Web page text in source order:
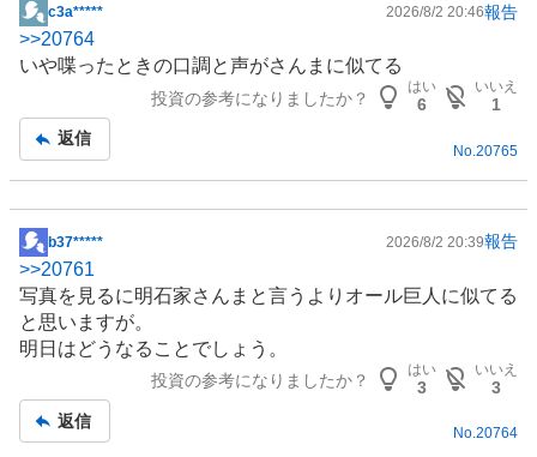
掲
示
板
c3a***** 2026/8/2 20:46報告
>>20764
いや喋ったときの口調と声がさんまに似てる
投資の参考になりましたか？
はい
6
いいえ
1
返信
No. 20765
掲
示
板
記
事
b37***** 2026/8/2 20:39報告
>>20761
写真を見るに明石家さんまと言うよりオール巨人に似てる
と思いますが。
明日はどうなることでしょう。
投資の参考になりましたか？
はい
3
いいえ
3
返信
No.20764